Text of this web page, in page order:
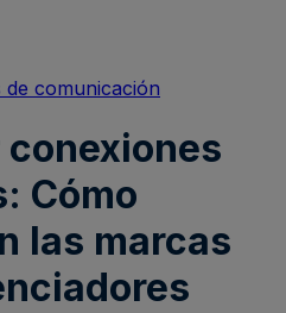
de comunicación
Cómo
las marcas